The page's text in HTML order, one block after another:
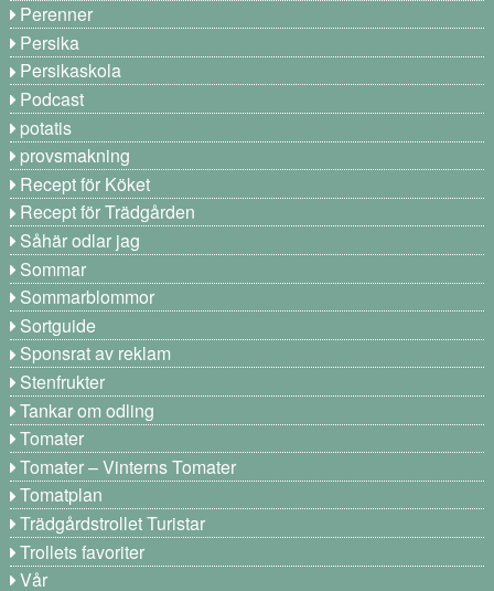
Perenner
Persika
Persikaskola
Podcast
potatis
provsmakning
Recept för Köket
Recept för Trädgården
Såhär odlar jag
Sommar
Sommarblommor
Sortguide
Sponsrat av reklam
Stenfrukter
Tankar om odling
Tomater
Tomater – Vinterns Tomater
Tomatplan
Trädgårdstrollet Turistar
Trollets favoriter
Vår